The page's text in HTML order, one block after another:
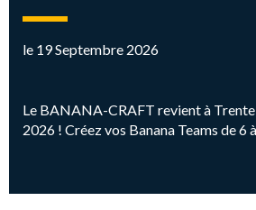
le 19 Septembre 2026
Le BANANA-CRAFT revient à
2026 ! Créez vos Banana Teams de 6